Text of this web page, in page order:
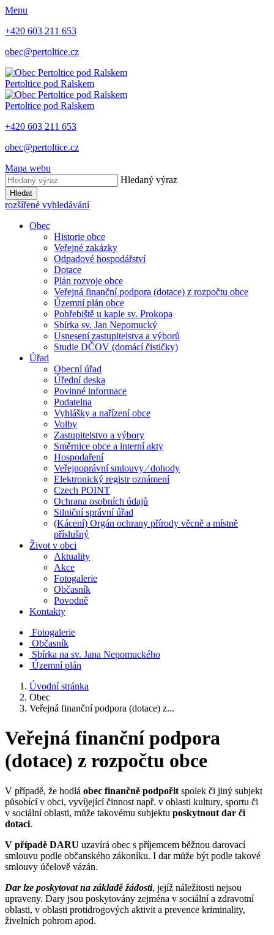
Menu
+420 603 211 653
obec@pertoltice.cz
Pertoltice pod Ralskem
Pertoltice pod Ralskem
+420 603 211 653
obec@pertoltice.cz
Mapa webu
Hledaný výraz
Hledat
rozšířené vyhledávání
Obec
Historie obce
Veřejné zakázky
Odpadové hospodářství
Dotace
Plán rozvoje obce
Veřejná finanční podpora (dotace) z rozpočtu obce
Územní plán obce
Pohřebiště u kaple sv. Prokopa
Sbírka sv. Jan Nepomucký
Usnesení zastupitelstva a výborů
Studie DČOV (domácí čističky)
Úřad
Obecní úřad
Úřední deska
Povinné informace
Podatelna
Vyhlášky a nařízení obce
Volby
Zastupitelstvo a výbory
Směrnice obce a interní akty
Hospodaření
Veřejnoprávní smlouvy ⁄ dohody
Elektronický registr oznámení
Czech POINT
Ochrana osobních údajů
Silniční správní úřad
(Kácení) Orgán ochrany přírody věcně a místně
příslušný
Život v obci
Aktuality
Akce
Fotogalerie
Občasník
Povodně
Kontakty
Fotogalerie
Občasník
Sbírka na sv. Jana Nepomuckého
Územní plán
Úvodní stránka
Obec
Veřejná finanční podpora (dotace) z...
Veřejná finanční podpora
(dotace) z rozpočtu obce
V případě, že hodlá obec finančně podpořit spolek či jiný subjekt
působící v obci, vyvíjející činnost např. v oblasti kultury, sportu či
v sociální oblasti, může takovému subjektu poskytnout dar či
dotaci.
V případě DARU uzavírá obec s příjemcem běžnou darovací
smlouvu podle občanského zákoníku. I dar může být podle takové
smlouvy účelově vázán.
Dar lze poskytovat na základě žádosti, jejíž náležitosti nejsou
upraveny. Dary jsou poskytovány zejména v sociální a zdravotní
oblasti, v oblasti protidrogových aktivit a prevence kriminality,
živelních pohrom apod.